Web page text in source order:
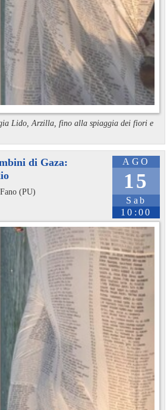
Lido, Arzilla, fino alla spiaggia dei fiori e
AGO
15
Sab
10:00
di Gaza:
(PU)